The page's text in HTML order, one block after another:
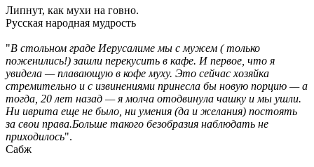
Липнут, как мухи на говно.
Русская народная мудрость
"В стольном граде Иерусалиме мы с мужем ( только
поженились!) зашли перекусить в кафе. И первое, что я
увидела — плавающую в кофе муху. Это сейчас хозяйка
стремительно и с извинениями принесла бы новую порцию — а
тогда, 20 лет назад — я молча отодвинула чашку и мы ушли.
Ни иврита еще не было, ни умения (да и желания) постоять
за свои права.Больше такого безобразия наблюдать не
приходилось".
Сабж